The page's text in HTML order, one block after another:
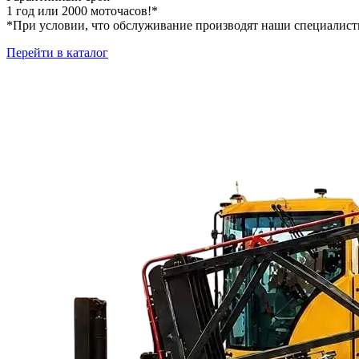
1 год или 2000 моточасов!*
*При условии, что обслуживание производят наши
Перейти в каталог